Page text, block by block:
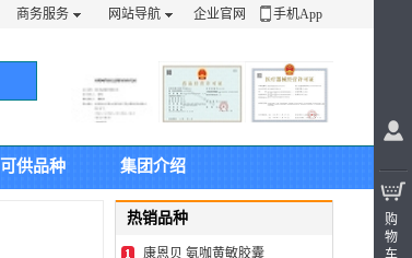
商务服务 网站导航 企业官网 手机App
可供品种 集团介绍
热销品种
康恩贝 氨咖黄敏胶囊
购
物
车